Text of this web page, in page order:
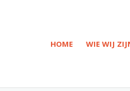
HOME WIE WIJ